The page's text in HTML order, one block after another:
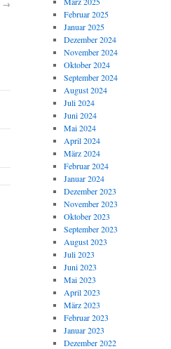
→
Februar 2025
Januar 2025
Dezember 2024
November 2024
Oktober 2024
September 2024
August 2024
Juli 2024
Juni 2024
Mai 2024
April 2024
März 2024
Februar 2024
Januar 2024
Dezember 2023
November 2023
Oktober 2023
September 2023
August 2023
Juli 2023
Juni 2023
Mai 2023
April 2023
März 2023
Februar 2023
Januar 2023
Dezember 2022